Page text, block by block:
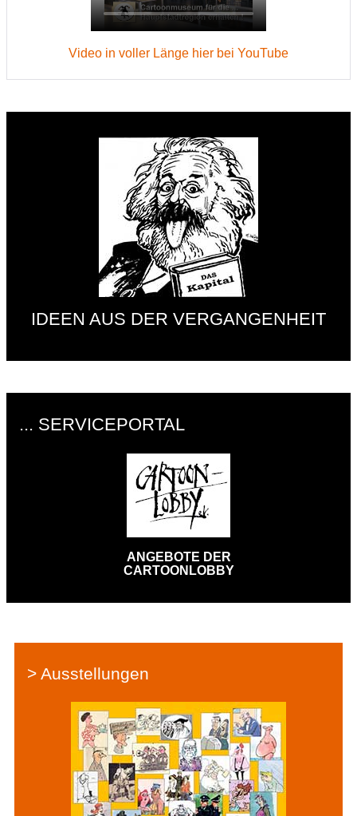
Video in voller Länge hier bei YouTube
IDEEN AUS DER VERGANGENHEIT
... SERVICEPORTAL
ANGEBOTE DER
CARTOONLOBBY
> Ausstellungen